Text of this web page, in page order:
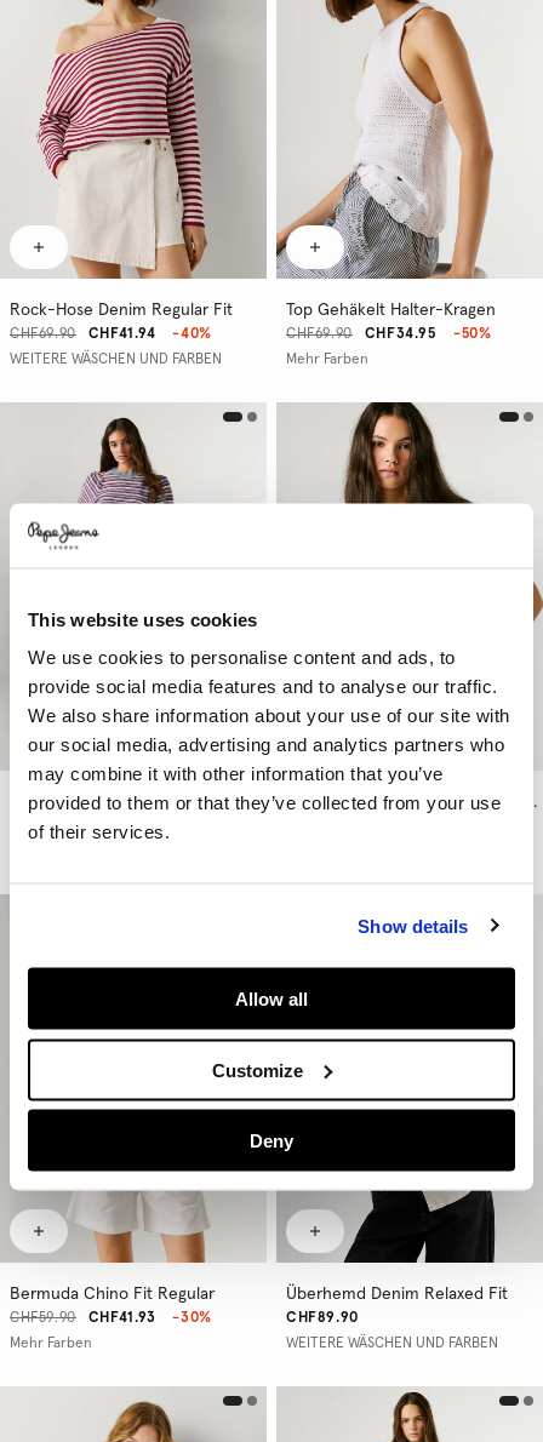
This website uses cookies
We use cookies to personalise content and ads, to
provide social media features and to analyse our traffic.
We also share information about your use of our site with
our social media, advertising and analytics partners who
may combine it with other information that you’ve
provided to them or that they’ve collected from your use
of their services.
Show details
Allow all
Customize
Deny
Rock-Hose Denim Regular Fit
CHF41.94
CHF69.90
-40%
WEITERE WÄSCHEN UND FARBEN
Top Gehäkelt Halter-Kragen
CHF34.95
CHF69.90
-50%
Mehr Farben
Rock Lang Denim Regular Fit
CHF77.40
CHF129 -40%
T-Shirt Rundausschnitt Mit Fransen
Bermuda Chino Fit Regular
CHF41.93
CHF59.90
-30%
Mehr Farben
Überhemd Denim Relaxed Fit
CHF89.90
WEITERE WÄSCHEN UND FARBEN